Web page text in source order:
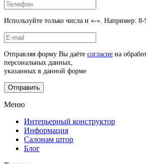
Используйте только числа и «-». Например:
Отправляя форму Вы даёте согласие на
персональных данных,
указанных в данной форме
Отправить
Меню
Интерьерный конструктор
Информация
Салонам штор
Блог